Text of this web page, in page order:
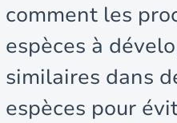
comment les
espèces à
similaires dans
espèces pour